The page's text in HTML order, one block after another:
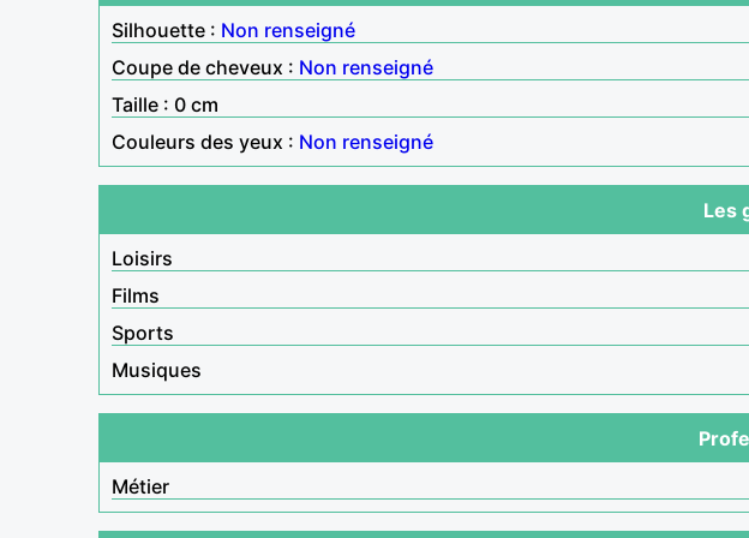
Silhouette : Non renseigné
Coupe de cheveux : Non renseigné
Taille : 0 cm
Couleurs des yeux : Non renseigné
Les
Loisirs
Films
Sports
Musiques
Métier